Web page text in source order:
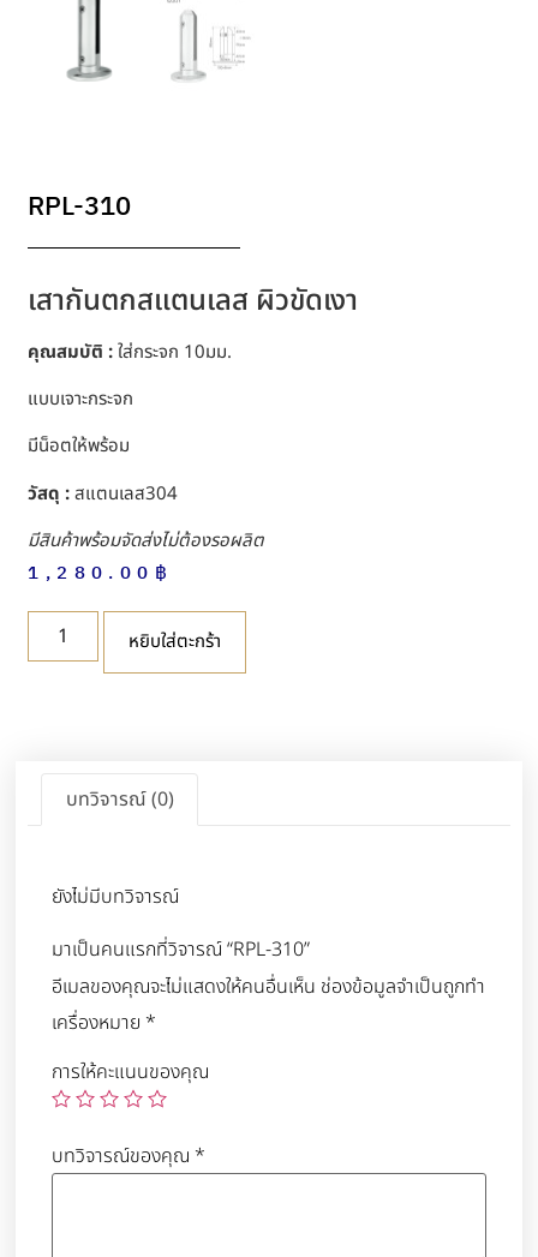
RPL-310
เสากันตกสแตนเลส ผิวขัดเงา
คุณสมบัติ :ใส่กระจก 10มม.
แบบเจาะกระจก
มีน็อตให้พร้อม
วัสดุ :สแตนเลส304
มีสินค้าพร้อมจัดส่งไม่ต้องรอผลิต
1,280.00 ฿
หยิบใส่ตะกร้า
บทวิจารณ์ (0)
ยังไม่มีบทวิจารณ์
มาเป็นคนแรกที่วิจารณ์ “RPL-310”
อีเมลของคุณจะไม่แสดงให้คนอื่นเห็น ช่องข้อมูลจำเป็นถูกทำ
เครื่องหมาย *
การให้คะแนนของคุณ
บทวิจารณ์ของคุณ *